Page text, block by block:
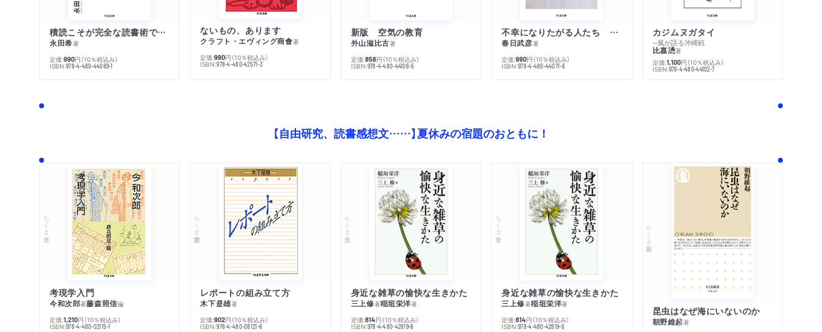
積読こそが完全な読書術である
永田希著
定価:990円 （10％税込み）
ISBN:978-4-480-44089-1
ないもの、あります
クラフト・エヴィング商會著
定価:990円 （10％税込み）
ISBN:978-4-480-42571-3
新版 空気の教育
外山滋比古著
定価:858円 （10％税込み）
ISBN:978-4-480-44106-5
不幸になりたがる人たち 増補新版
春日武彦著
定価:990円 （10％税込み）
ISBN:978-4-480-44071-6
カジムヌガタイ
─風が語る沖縄戦
比嘉慂著
定価:1,100円 （10％税込み）
ISBN:978-4-480-44102-7
【自由研究、読書感想文……】夏休みの宿題のおともに！
ちくま文庫
考現学入門
今和次郎著藤森照信編
定価:1,210円 （10％税込み）
ISBN:978-4-480-02115-1
ちくま学芸文庫
レポートの組み立て方
木下是雄著
定価:902円 （10％税込み）
ISBN:978-4-480-08121-6
ちくま文庫
身近な雑草の愉快な生きかた
三上修著稲垣栄洋著
定価:814円 （10％税込み）
ISBN:978-4-480-42819-6
ちくま文庫
身近な雑草の愉快な生きかた
三上修著稲垣栄洋著
定価:814円 （10％税込み）
ISBN:978-4-480-42819-6
ちくま新書
昆虫はなぜ海にいないのか
朝野維起著